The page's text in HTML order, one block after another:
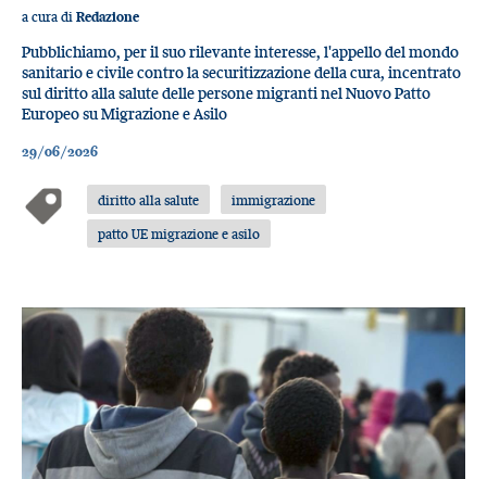
a cura di Redazione
Pubblichiamo, per il suo rilevante interesse, l'appello del mondo
sanitario e civile contro la securitizzazione della cura, incentrato
sul diritto alla salute delle persone migranti nel Nuovo Patto
Europeo su Migrazione e Asilo
29/06/2026
diritto alla salute
immigrazione
patto UE migrazione e asilo